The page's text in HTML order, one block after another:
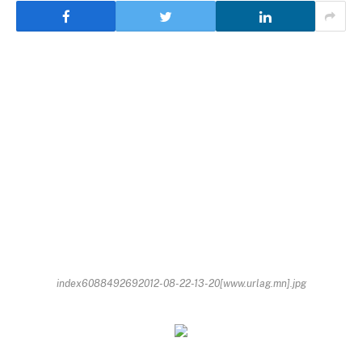
index6088492692012-08-22-13-20[www.urlag.mn].jpg